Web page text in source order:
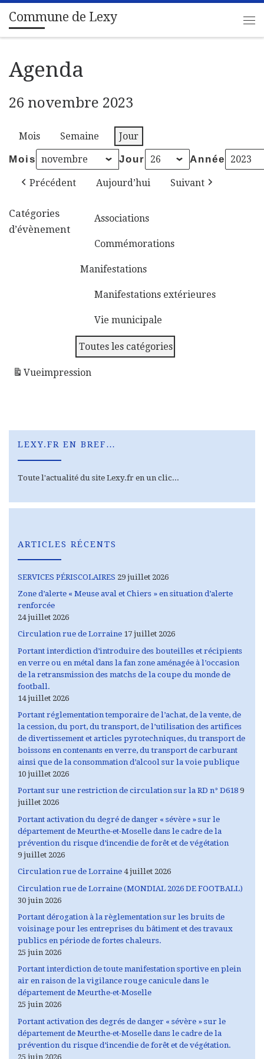
Passer au contenu
Commune de Lexy
Agenda
26 novembre 2023
Mois Semaine Jour
Mois Jour Année
Précédent Aujourd’hui Suivant
Catégories
d’évènement
Associations
Commémorations
Manifestations
Manifestations extérieures
Vie municipale
Toutes les catégories
Vueimpression
LEXY.FR EN BREF…
Toute l'actualité du site Lexy.fr en un clic...
ARTICLES RÉCENTS
SERVICES PÉRISCOLAIRES 29 juillet 2026
Zone d’alerte « Meuse aval et Chiers » en situation d’alerte
renforcée
24 juillet 2026
Circulation rue de Lorraine 17 juillet 2026
Portant interdiction d’introduire des bouteilles et récipients
en verre ou en métal dans la fan zone aménagée à l’occasion
de la retransmission des matchs de la coupe du monde de
football.
14 juillet 2026
Portant réglementation temporaire de l’achat, de la vente, de
la cession, du port, du transport, de l’utilisation des artifices
de divertissement et articles pyrotechniques, du transport de
boissons en contenants en verre, du transport de carburant
ainsi que de la consommation d’alcool sur la voie publique
10 juillet 2026
Portant sur une restriction de circulation sur la RD n° D618 9
juillet 2026
Portant activation du degré de danger « sévère » sur le
département de Meurthe-et-Moselle dans le cadre de la
prévention du risque d’incendie de forêt et de végétation
9 juillet 2026
Circulation rue de Lorraine 4 juillet 2026
Circulation rue de Lorraine (MONDIAL 2026 DE FOOTBALL)
30 juin 2026
Portant dérogation à la règlementation sur les bruits de
voisinage pour les entreprises du bâtiment et des travaux
publics en période de fortes chaleurs.
25 juin 2026
Portant interdiction de toute manifestation sportive en plein
air en raison de la vigilance rouge canicule dans le
département de Meurthe-et-Moselle
25 juin 2026
Portant activation des degrés de danger « sévère » sur le
département de Meurthe-et-Moselle dans le cadre de la
prévention du risque d’incendie de forêt et de végétation.
25 juin 2026